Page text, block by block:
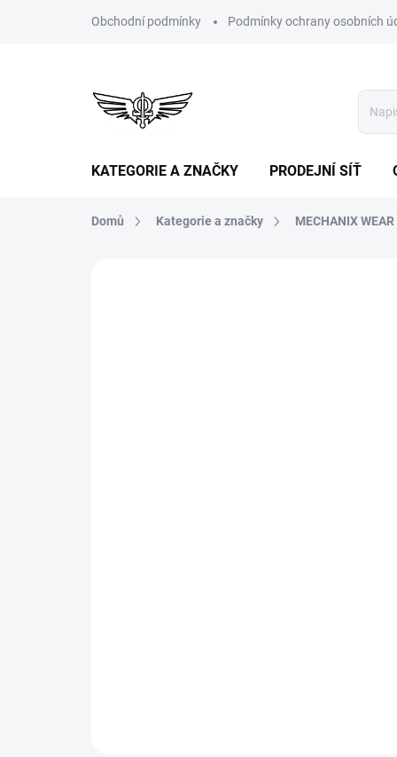
Obchodní podmínky Podmínky ochrany osobních
KATEGORIE A ZNAČKY PRODEJNÍ SÍŤ
Domů Kategorie a značky MECHANIX